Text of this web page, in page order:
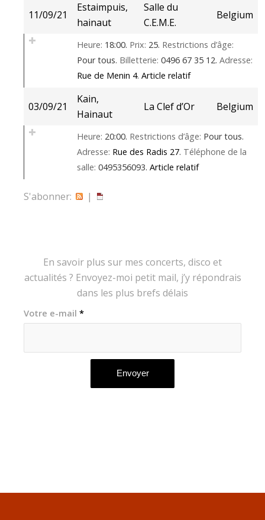
11/09/21
Estaimpuis,
hainaut
Salle du
C.E.M.E.
Belgium
Heure: 18:00. Prix: 25. Restrictions d’âge:
Pour tous. Billetterie: 0496 67 35 12. Adresse:
Rue de Menin 4. Article relatif
03/09/21
Kain,
Hainaut
La Clef d’Or Belgium
Heure: 20:00. Restrictions d’âge: Pour tous.
Adresse: Rue des Radis 27. Téléphone de la
salle: 0495356093. Article relatif
S'abonner: |
En savoir plus sur mes concerts, disco et
actualités ? Envoyez-moi petit mail, j’y répondrais
dans les plus brefs délais
Votre e-mail *